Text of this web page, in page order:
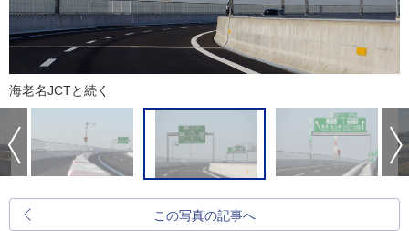
海老名JCTと続く
この写真の記事へ